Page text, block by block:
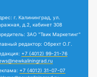
г. Калининград, ул.
д.2, кабинет 308
ЗАО "Твик Маркетинг"
редактор: Обрехт О.Г.
+7 (4012) 99-21-76
+7 (4012) 31-07-07